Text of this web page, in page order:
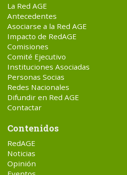
La Red AGE
Antecedentes
Asociarse a la Red AGE
Impacto de RedAGE
Comisiones
Comité Ejecutivo
Instituciones Asociadas
Personas Socias
Redes Nacionales
Difundir en Red AGE
Contactar
Contenidos
RedAGE
Noticias
Opinión